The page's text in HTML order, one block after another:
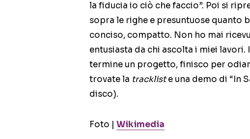
la fiducia io ciò che faccio”. Poi si
sopra le righe e presuntuose quanto
conciso, compatto. Non ho mai
entusiasta da chi ascolta i miei
termine un progetto, finisco per
trovate la trackliste una demo di “In
disco).
Foto | Wikimedia